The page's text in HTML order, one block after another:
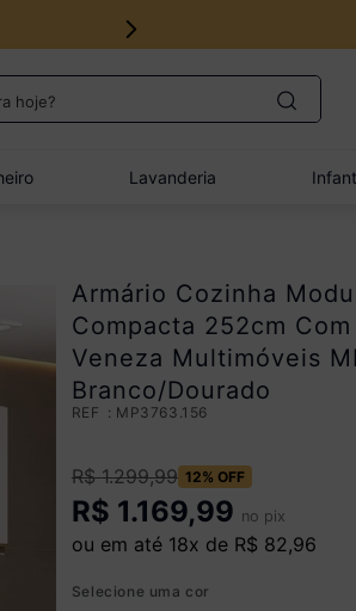
Lavanderia
Armário Cozinha
Compacta 252cm
Veneza Multimóveis
Branco/Dourado
: MP3763.156
R$ 1.299,99 12% OFF
R$ 1.169,99 no pix
ou em até 18x de R$ 82 ,96
Selecione uma cor